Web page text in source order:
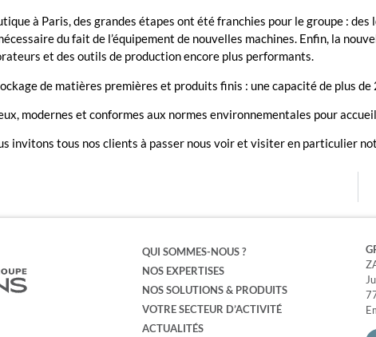
à Paris, des grandes étapes ont été franchies pour le groupe :
du fait de l’équipement de nouvelles machines. Enfin, la
et des outils de production encore plus performants.
de matières premières et produits finis : une capacité de plus
modernes et conformes aux normes environnementales pour
invitons tous nos clients à passer nous voir et visiter en particulier
QUI SOMMES-NOUS ?
NOS EXPERTISES
NOS SOLUTIONS & PRODUITS
VOTRE SECTEUR D’ACTIVITÉ
ACTUALITÉS